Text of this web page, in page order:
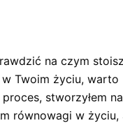
na czym
Twoim życiu,
proces, stworzyłem
równowagi w